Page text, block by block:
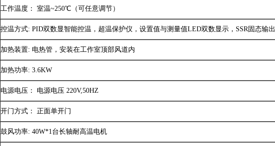
工作温度： 室温~250℃（可任意调节）
控温方式: PID双数显智能控温，超温保护仪，设置值与测量值LED双数显示，SSR固态输出
加热装置: 电热管，安装在工作室顶部风道内
加热功率: 3.6KW
电源电压： 电源电压 220V,50HZ
开门方式： 正面单开门
鼓风功率: 40W*1台长轴耐高温电机